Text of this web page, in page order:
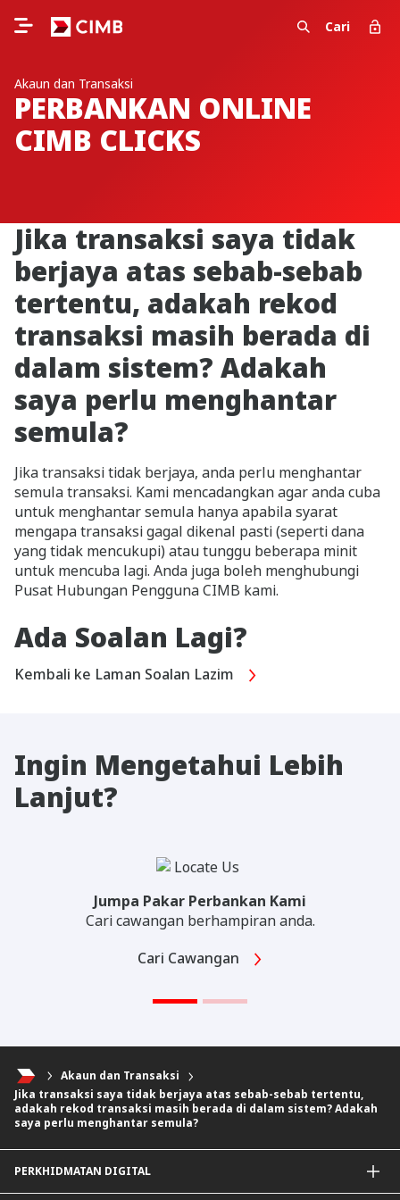
Cari
Akaun dan Transaksi
PERBANKAN ONLINE
CIMB CLICKS
Jika transaksi saya tidak
berjaya atas sebab-sebab
tertentu, adakah rekod
transaksi masih berada di
dalam sistem? Adakah
saya perlu menghantar
semula?
Jika transaksi tidak berjaya, anda perlu menghantar
semula transaksi. Kami mencadangkan agar anda cuba
untuk menghantar semula hanya apabila syarat
mengapa transaksi gagal dikenal pasti (seperti dana
yang tidak mencukupi) atau tunggu beberapa minit
untuk mencuba lagi. Anda juga boleh menghubungi
Pusat Hubungan Pengguna CIMB kami.
Ada Soalan Lagi?
Kembali ke Laman Soalan Lazim
Ingin Mengetahui Lebih
Lanjut?
Jumpa Pakar Perbankan Kami
Cari cawangan berhampiran anda.
Cari Cawangan
Akaun dan Transaksi
Jika transaksi saya tidak berjaya atas sebab-sebab tertentu,
adakah rekod transaksi masih berada di dalam sistem? Adakah
saya perlu menghantar semula?
PERKHIDMATAN DIGITAL